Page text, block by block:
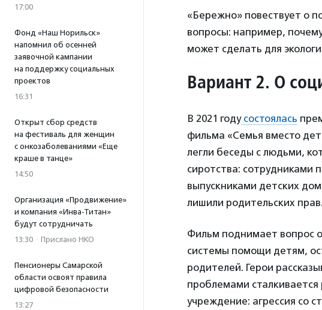
17:00
Фонд «Наш Норильск»
напомнил об осенней
заявочной кампании
на поддержку социальных
проектов
16:31
Открыт сбор средств
на фестиваль для женщин
с онкозаболеваниями «Еще
краше в танце»
14:50
Организация «Продвижение»
и компания «Инва-Титан»
будут сотрудничать
13:30 · Прислано НКО
Пенсионеры Самарской
области освоят правила
цифровой безопасности
13:27
«Бережно» повествует о
вопросы: например,
может сделать для
Вариант 2. О
В 2021 годусостоялась
фильма «Семья вместо
легли беседы с людьми,
сиротства:
выпускниками детских
лишили родительских прав.
Фильм поднимает вопрос
системы помощи детям,
родителей. Герои
проблемами
учреждение: агрессия со